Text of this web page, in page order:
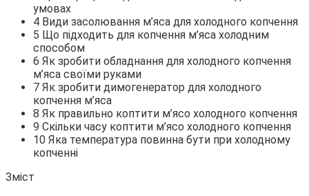
умовах
4 Види засолювання м’яса для холодного копчення
5 Що підходить для копчення м’яса холодним
способом
6 Як зробити обладнання для холодного копчення
м’яса своїми руками
7 Як зробити димогенератор для холодного
копчення м’яса
8 Як правильно коптити м’ясо холодного копчення
9 Скільки часу коптити м’ясо холодного копчення
10 Яка температура повинна бути при холодному
копченні
Зміст